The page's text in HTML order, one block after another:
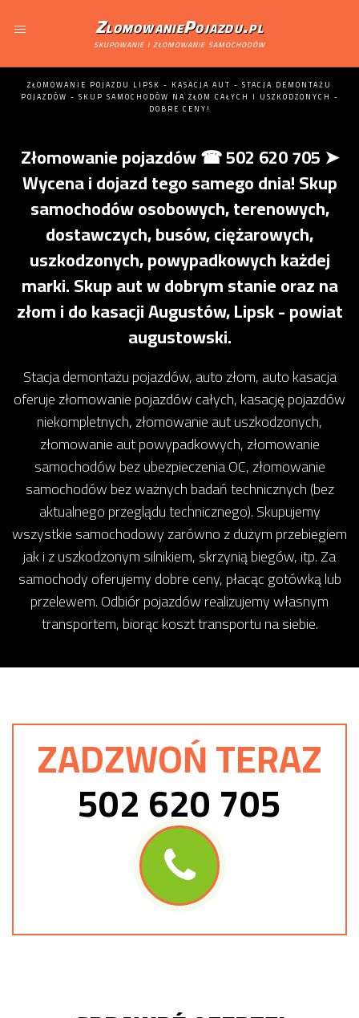
ZlomowaniePojazdu.pl
skupowanie i złomowanie samochodów
ZŁOMOWANIE POJAZDU LIPSK - KASACJA AUT - STACJA DEMONTAŻU
POJAZDÓW - SKUP SAMOCHODÓW NA ZŁOM CAŁYCH I USZKODZONYCH -
DOBRE CENY!
Złomowanie pojazdów ☎ 502 620 705 ➤
Wycena i dojazd tego samego dnia! Skup
samochodów osobowych, terenowych,
dostawczych, busów, ciężarowych,
uszkodzonych, powypadkowych każdej
marki. Skup aut w dobrym stanie oraz na
złom i do kasacji Augustów, Lipsk - powiat
augustowski.
Stacja demontażu pojazdów, auto złom, auto kasacja
oferuje złomowanie pojazdów całych, kasację pojazdów
niekompletnych, złomowanie aut uszkodzonych,
złomowanie aut powypadkowych, złomowanie
samochodów bez ubezpieczenia OC, złomowanie
samochodów bez ważnych badań technicznych (bez
aktualnego przeglądu technicznego). Skupujemy
wszystkie samochodowy zarówno z dużym przebiegiem
jak i z uszkodzonym silnikiem, skrzynią biegów, itp. Za
samochody oferujemy dobre ceny, płacąc gotówką lub
przelewem. Odbiór pojazdów realizujemy własnym
transportem, biorąc koszt transportu na siebie.
ZADZWOŃ TERAZ
502 620 705